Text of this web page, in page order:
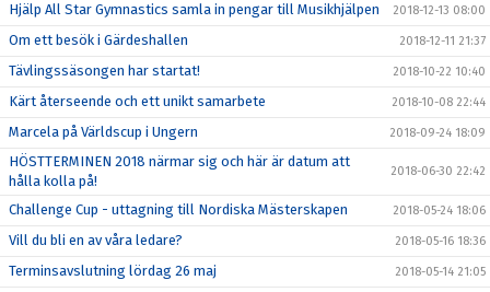
Hjälp All Star Gymnastics samla in pengar till Musikhjälpen 2018-12-13 08:00
Om ett besök i Gärdeshallen 2018-12-11 21:37
Tävlingssäsongen har startat! 2018-10-22 10:40
Kärt återseende och ett unikt samarbete 2018-10-08 22:44
Marcela på Världscup i Ungern 2018-09-24 18:09
HÖSTTERMINEN 2018 närmar sig och här är datum att
hålla kolla på!
2018-06-30 22:42
Challenge Cup - uttagning till Nordiska Mästerskapen 2018-05-24 18:06
Vill du bli en av våra ledare? 2018-05-16 18:36
Terminsavslutning lördag 26 maj 2018-05-14 21:05